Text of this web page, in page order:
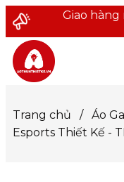
Giao
Trang chủ / Áo
Esports Thiết Kế -